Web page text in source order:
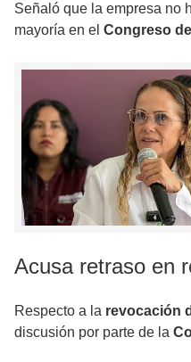
Señaló que la empresa no
mayoría en el Congreso
Acusa retraso en
Respecto a la revocación
discusión por parte de la